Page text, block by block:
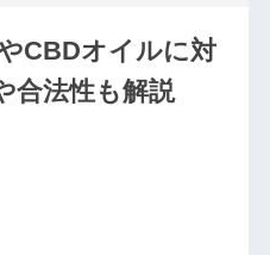
CBDオイルに対
合法性も解説